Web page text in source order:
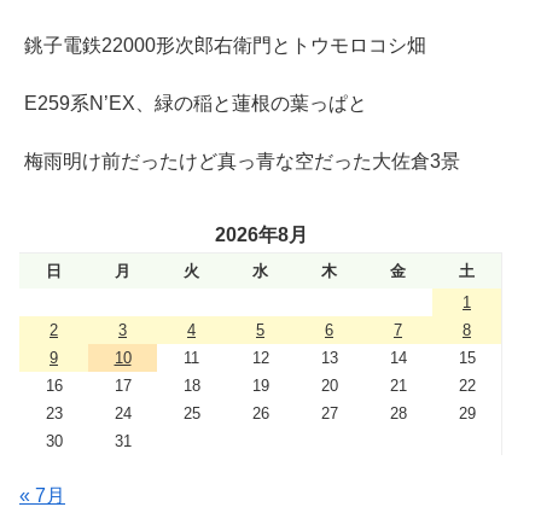
銚子電鉄22000形次郎右衛門とトウモロコシ畑
E259系N’EX、緑の稲と蓮根の葉っぱと
梅雨明け前だったけど真っ青な空だった大佐倉3景
2026年8月
日 月 火 水 木 金
土
1
2
3 4 5 6 7
8
9
10 11 12 13 14
15
16
17 18 19 20 21
22
23
24 25 26 27 28
29
30
31
« 7月